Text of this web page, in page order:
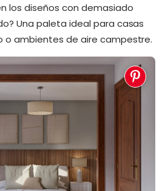
los diseños con demasiado
Una paleta ideal para casas
o ambientes de aire campestre.